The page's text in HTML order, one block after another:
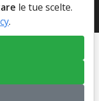
IT11372821006 -
le tue scelte.
.